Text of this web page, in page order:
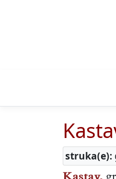
struka(e):